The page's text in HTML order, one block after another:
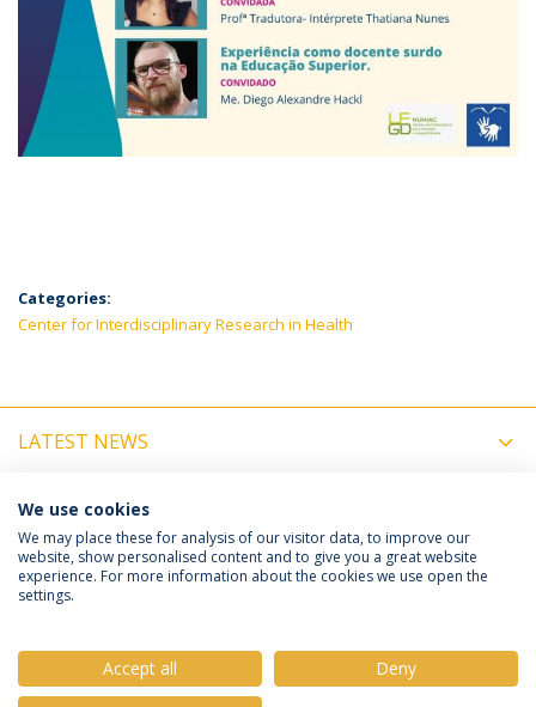
Categories:
Center for Interdisciplinary Research in Health
LATEST NEWS
UPCOMING EVENTS
Política de Privacidade
Termos e Condições
We use cookies
We may place these for analysis of our visitor data, to improve our
website, show personalised content and to give you a great website
experience. For more information about the cookies we use open the
settings.
Accept all
Deny